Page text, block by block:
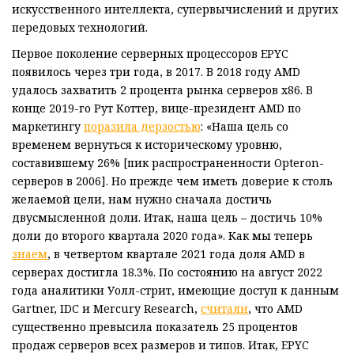
искусственного интеллекта, супервычислений и других
передовых технологий.
Первое поколение серверных процессоров EPYC
появилось через три года, в 2017. В 2018 году AMD
удалось захватить 2 процента рынка серверов x86. В
конце 2019-го Рут Коттер, вице-президент AMD по
маркетингу поразила дерзостью: «Наша цель со
временем вернуться к историческому уровню,
составившему 26% [пик распространенности Opteron-
серверов в 2006]. Но прежде чем иметь доверие к столь
желаемой цели, нам нужно сначала достичь
двусмысленной доли. Итак, наша цель – достичь 10%
доли до второго квартала 2020 года». Как мы теперь
знаем, в четвертом квартале 2021 года доля AMD в
серверах достигла 18.3%. По состоянию на август 2022
года аналитики Уолл-стрит, имеющие доступ к данным
Gartner, IDC и Mercury Research, считали, что AMD
существенно превысила показатель 25 процентов
продаж серверов всех размеров и типов. Итак, EPYC